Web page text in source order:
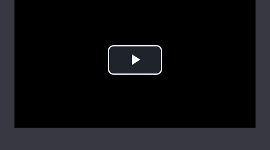
Play